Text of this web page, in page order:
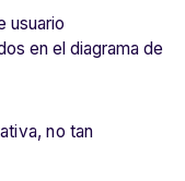
usuario
en el diagrama de
no tan